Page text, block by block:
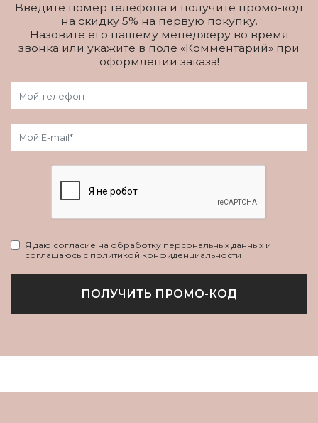
Введите номер телефона и получите промо-код
на скидку 5% на первую покупку.
Назовите его нашему менеджеру во время
звонка или укажите в поле «Комментарий» при
оформлении заказа!
Я даю согласие на обработку персональных данных и
соглашаюсь с политикой конфиденциальности
ПОЛУЧИТЬ ПРОМО-КОД